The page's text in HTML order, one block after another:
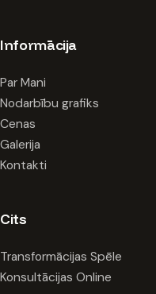
Informācija
Par Mani
Nodarbību grafiks
Cenas
Galerija
Kontakti
Cits
Transformācijas Spēle
Konsultācijas Online